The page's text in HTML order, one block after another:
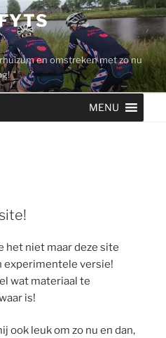
en omstreken met zo nu
MENU
het niet maar deze site
experimentele versie!
wat materiaal te
is!
ook leuk om zo nu en dan,